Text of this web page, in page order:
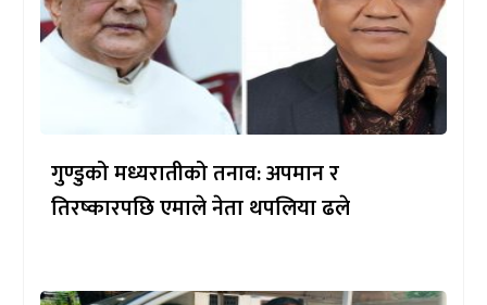
गुण्डुको मध्यरातीको तनाव: अपमान र
तिरष्कारपछि एमाले नेता थपलिया ढले